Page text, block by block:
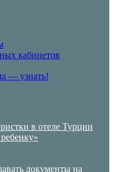
кабинетов
— узнать!
в отеле Турции
документы на